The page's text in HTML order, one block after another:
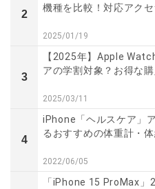
2
機種を比較！対応アクセ
2025/01/19
3
【2025年】Apple
アの学割対象？お得な購
2025/03/11
4
iPhone「ヘルスケア」
るおすすめの体重計・
2022/06/05
「iPhone 15 ProMax」